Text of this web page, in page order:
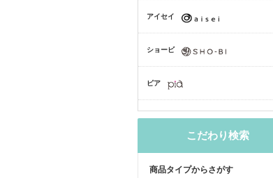
アイセイ
ショービ
ピア
こだわり検索
商品タイプからさがす